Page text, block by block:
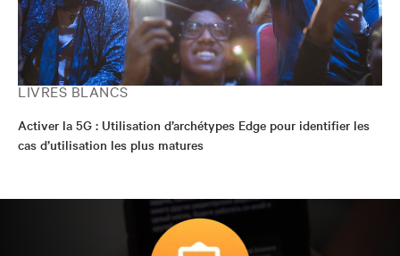
LIVRES BLANCS
Activer la 5G : Utilisation d’archétypes Edge pour identifier les
cas d’utilisation les plus matures